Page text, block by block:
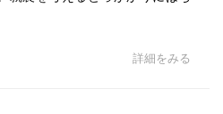
詳細をみる